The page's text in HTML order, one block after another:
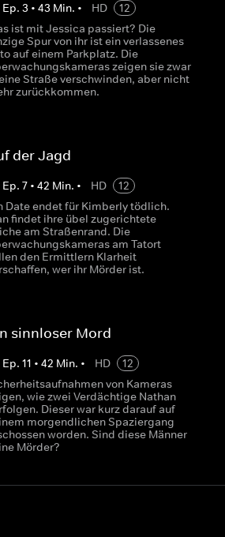
Ep. 3 • 43 Min. • HD
12
ist mit Jessica passiert? Die
Spur von ihr ist ein verlassenes
auf einem Parkplatz. Die
zeigen sie zwar
Straße verschwinden, aber nicht
zurückkommen.
der Jagd
Ep. 7• 42 Min. • HD
12
Date endet für Kimberly tödlich.
findet ihre übel zugerichtete
am Straßenrand. Die
am Tatort
den Ermittlern Klarheit
wer ihr Mörder ist.
sinnloser Mord
Ep. 11 • 42 Min. • HD
12
von Kameras
wie zwei Verdächtige Nathan
Dieser war kurz darauf auf
morgendlichen Spaziergang
worden. Sind diese Männer
Mörder?